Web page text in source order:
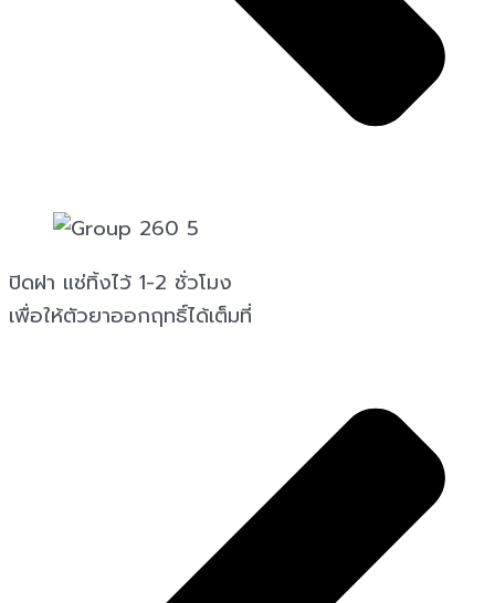
ปิดฝา แช่ทิ้งไว้ 1-2 ชั่วโมง
เพื่อให้ตัวยาออกฤทธิ์ได้เต็มที่